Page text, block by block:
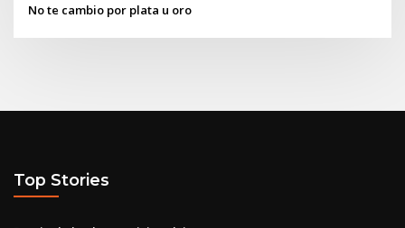
No te cambio por plata u oro
Top Stories